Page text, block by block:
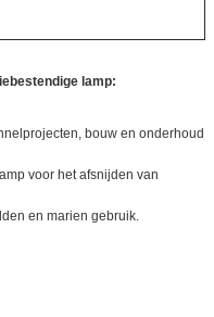
lamp:
bouw en onderhoud
voor het afsnijden van
en marien gebruik.